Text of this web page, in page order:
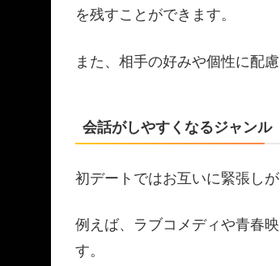
を残すことができます。
また、相手の好みや個性に配
会話がしやすくなるジャンル
初デートではお互いに緊張し
例えば、ラブコメディや青春
す。